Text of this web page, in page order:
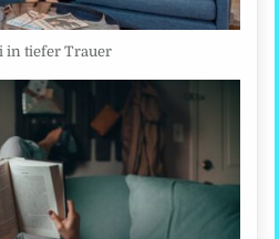
in tiefer Trauer